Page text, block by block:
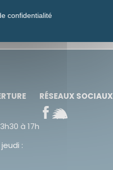
à 17h
:
RÉSEAUX SOCIAUX
confidentialité